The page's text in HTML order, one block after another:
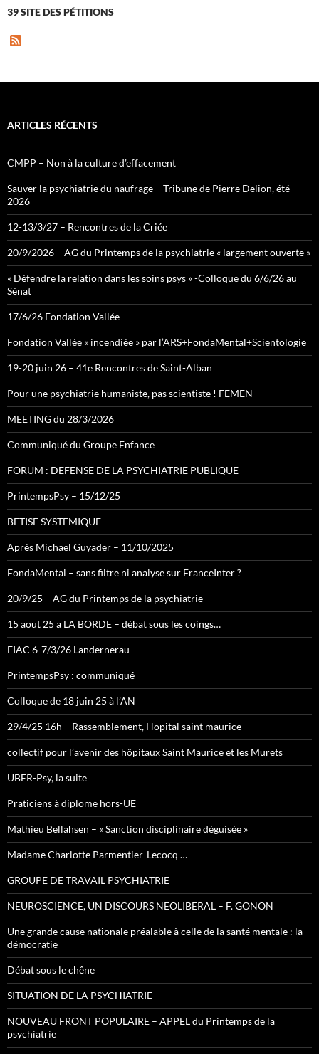
39 SITE DES PÉTITIONS
ARTICLES RÉCENTS
CMPP – Non à la culture d’effacement
Sauver la psychiatrie du naufrage – Tribune de Pierre Delion, été
2026
12-13/3/27 – Rencontres de la Criée
20/9/2026 – AG du Printemps de la psychiatrie « largement ouverte »
« Défendre la relation dans les soins psys » -Colloque du 6/6/26 au
Sénat
17/6/26 Fondation Vallée
Fondation Vallée « incendiée » par l’ARS+FondaMental+Scientologie
19-20 juin 26 – 41e Rencontres de Saint-Alban
Pour une psychiatrie humaniste, pas scientiste ! FEMEN
MEETING du 28/3/2026
Communiqué du Groupe Enfance
FORUM : DEFENSE DE LA PSYCHIATRIE PUBLIQUE
PrintempsPsy – 15/12/25
BETISE SYSTEMIQUE
Après Michaël Guyader – 11/10/2025
FondaMental – sans filtre ni analyse sur FranceInter ?
20/9/25 – AG du Printemps de la psychiatrie
15 aout 25 a LA BORDE – débat sous les coings…
FIAC 6-7/3/26 Landernerau
PrintempsPsy : communiqué
Colloque de 18 juin 25 à l’AN
29/4/25 16h – Rassemblement, Hopital saint maurice
collectif pour l’avenir des hôpitaux Saint Maurice et les Murets
UBER-Psy, la suite
Praticiens à diplome hors-UE
Mathieu Bellahsen – « Sanction disciplinaire déguisée »
Madame Charlotte Parmentier-Lecocq …
GROUPE DE TRAVAIL PSYCHIATRIE
NEUROSCIENCE, UN DISCOURS NEOLIBERAL – F. GONON
Une grande cause nationale préalable à celle de la santé mentale : la
démocratie
Débat sous le chêne
SITUATION DE LA PSYCHIATRIE
NOUVEAU FRONT POPULAIRE – APPEL du Printemps de la
psychiatrie